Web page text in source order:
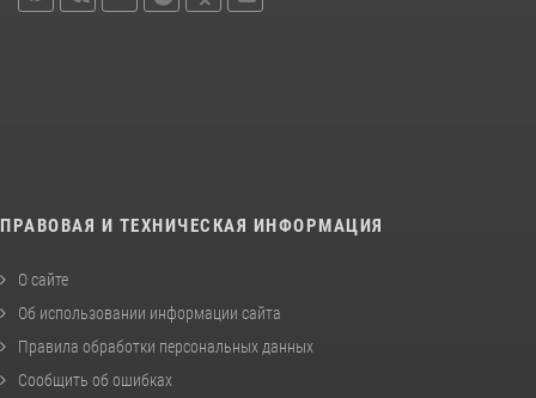
ПРАВОВАЯ И ТЕХНИЧЕСКАЯ ИНФОРМАЦИЯ
О сайте
Об использовании информации сайта
Правила обработки персональных данных
Сообщить об ошибках